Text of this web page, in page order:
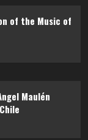
of the Music of
Maulén